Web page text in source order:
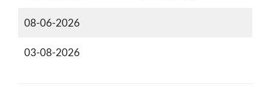
08-06-2026
03-08-2026